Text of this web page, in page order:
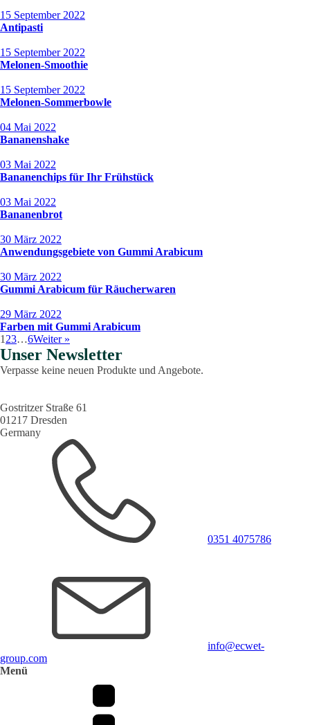
15 September 2022
Antipasti
15 September 2022
Melonen-Smoothie
15 September 2022
Melonen-Sommerbowle
04 Mai 2022
Bananenshake
03 Mai 2022
Bananenchips für Ihr Frühstück
03 Mai 2022
Bananenbrot
30 März 2022
Anwendungsgebiete von Gummi Arabicum
30 März 2022
Gummi Arabicum für Räucherwaren
29 März 2022
Farben mit Gummi Arabicum
1 23…6Weiter »
Unser Newsletter
Verpasse keine neuen Produkte und Angebote.
Gostritzer Straße 61
01217 Dresden
Germany
0351 4075786
info@ecwet-
group.com
Menü